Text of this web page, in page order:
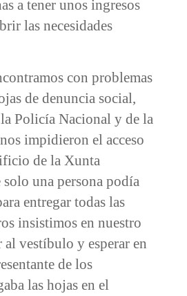
a tener unos ingresos
las necesidades
con problemas
de denuncia social,
Policía Nacional y de la
impidieron el acceso
de la Xunta
una persona podía
entregar todas las
insistimos en nuestro
al vestíbulo y esperar en
de los
las hojas en el